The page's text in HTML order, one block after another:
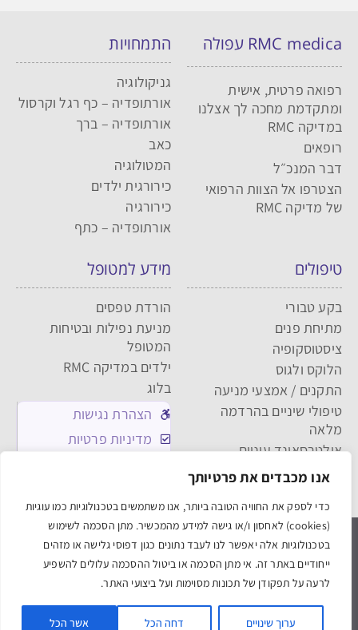
אנו מכבדים את פרטיותך
כדי לספק את החוויה הטובה ביותר, אנו משתמשים בטכנולוגיות כמו עוגיות
(cookies) לאחסון ו/או גישה למידע מהמכשיר. מתן הסכמה לשימוש
בטכנולוגיות אלה יאפשר לנו לעבד נתונים כגון דפוסי גלישה או מזהים
ייחודיים באתר זה. אי מתן הסכמה או ביטול ההסכמה עלולים להשפיע
לרעה על תפקודן של תכונות מסוימות ועל ביצועי האתר.
ערוך שינויים דחה הכל אשר הכל
RMC medica עפולה
רפואה פרטית, אישית
ומתקדמת מחכה לך אצלנו
במדיקה RMC
רופאים
דבר המנכ״ל
הצטרפו אל הצוות הרפואי
של מדיקה RMC
התמחויות
גניקולוגיה
אורתופדיה – כף רגל וקרסול
אורתופדיה – ברך
כאב
המטולוגיה
כירורגית ילדים
כירורגיה
אורתופדיה – כתף
טיפולים
בקע טבורי
מתיחת פנים
ציסטוסקופיה
הלוקס ולגוס
התקנים / אמצעי מניעה
טיפולי שיניים בהרדמה
מלאה
אולטרסאונד עיניים
קרוס-לינקינג / קשרי צילוב
מידע למטופל
הורדת טפסים
מניעת נפילות ובטיחות
המטופל
ילדים במדיקה RMC
בלוג
הצהרת נגישות
מדיניות פרטיות
medica אלישע חיפה medica תל אביב
Powered & Designed by Medical Online